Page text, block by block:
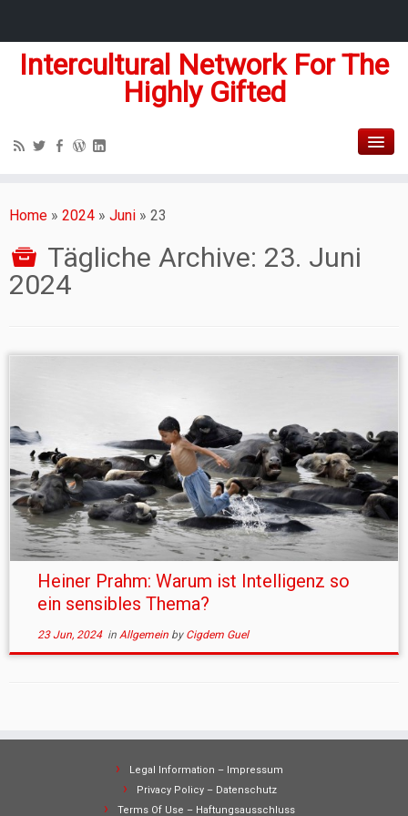
Intercultural Network For The
Highly Gifted
Home » 2024 » Juni » 23
Tägliche Archive: 23. Juni
2024
Heiner Prahm: Warum ist Intelligenz so
ein sensibles Thema?
23 Jun, 2024in Allgemein by Cigdem Guel
Legal Information – Impressum
Privacy Policy – Datenschutz
Terms Of Use – Haftungsausschluss